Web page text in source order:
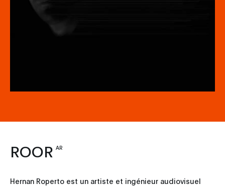
ROOR AR
Hernan Roperto est un artiste et ingénieur audiovisuel